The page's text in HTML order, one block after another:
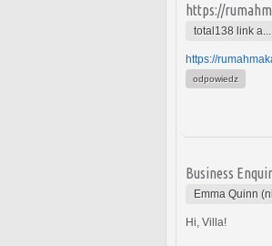
https://
total138 link
https://
odpowiedz
Business
Emma Quinn
Hi, Villa!